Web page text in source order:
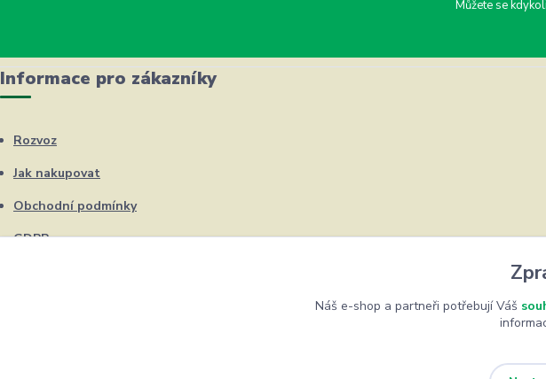
Můžete se
Informace pro zákazníky
Rozvoz
Jak nakupovat
Obchodní podmínky
GDPR
Náš e-shop a partneři potřebují Váš